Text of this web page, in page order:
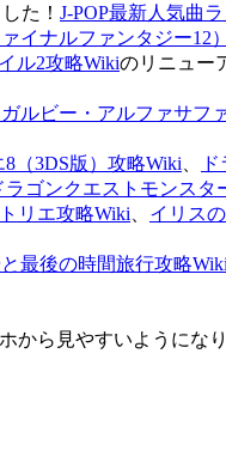
た！ J-POP最新人気曲
イナルファンタジー12
ル2攻略Wikiのリニュー
ルビー・アルファサフ
8（3DS版）攻略Wiki
ラゴンクエストモンス
リエ攻略Wiki イリス
最後の時間旅行攻略Wiki
から見やすいようになり